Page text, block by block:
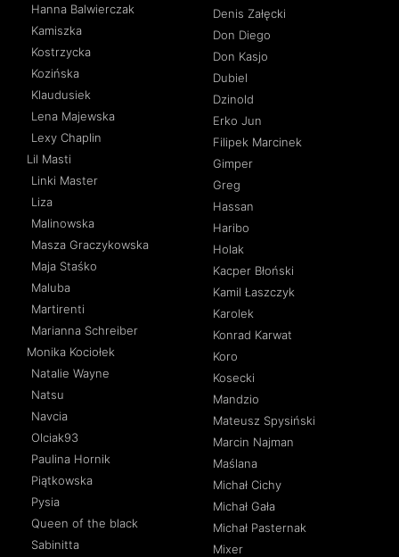
Hanna Balwierczak
Kamiszka
Kostrzycka
Kozińska
Klaudusiek
Lena Majewska
Lexy Chaplin
Lil Masti
Linki Master
Liza
Malinowska
Masza Graczykowska
Maja Staśko
Maluba
Martirenti
Marianna Schreiber
Monika Kociołek
Natalie Wayne
Natsu
Navcia
Olciak93
Paulina Hornik
Piątkowska
Pysia
Queen of the black
Sabinitta
Denis Załęcki
Don Diego
Don Kasjo
Dubiel
Dzinold
Erko Jun
Filipek Marcinek
Gimper
Greg
Hassan
Haribo
Holak
Kacper Błoński
Kamil Łaszczyk
Karolek
Konrad Karwat
Koro
Kosecki
Mandzio
Mateusz Spysiński
Marcin Najman
Maślana
Michał Cichy
Michał Gała
Michał Pasternak
Mixer